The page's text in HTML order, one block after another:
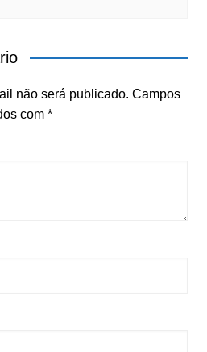
não será publicado. Campos
com *